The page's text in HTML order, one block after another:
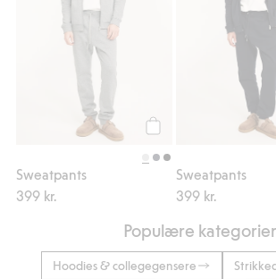
Sweatpants
399 kr.
Sweatpants
399 kr.
Populære kategorier
Hoodies & collegegensere